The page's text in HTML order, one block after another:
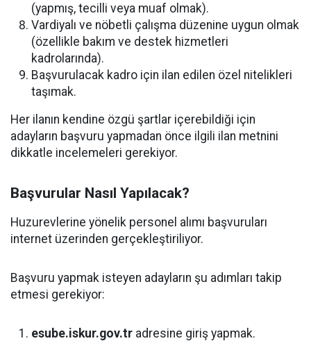
(yapmış, tecilli veya muaf olmak).
Vardiyalı ve nöbetli çalışma düzenine uygun olmak
(özellikle bakım ve destek hizmetleri
kadrolarında).
Başvurulacak kadro için ilan edilen özel nitelikleri
taşımak.
Her ilanın kendine özgü şartlar içerebildiği için
adayların başvuru yapmadan önce ilgili ilan metnini
dikkatle incelemeleri gerekiyor.
Başvurular Nasıl Yapılacak?
Huzurevlerine yönelik personel alımı başvuruları
internet üzerinden gerçekleştiriliyor.
Başvuru yapmak isteyen adayların şu adımları takip
etmesi gerekiyor:
esube.iskur.gov.tr adresine giriş yapmak.